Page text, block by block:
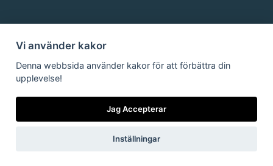
Vi använder kakor
Denna webbsida använder kakor för att förbättra din
upplevelse!
Jag Accepterar
Inställningar